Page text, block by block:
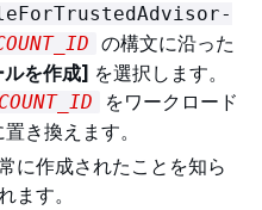
の構文に沿った
ルを作成] を選択します。
をワークロード
き換えます。
に作成されたことを知ら
ます。